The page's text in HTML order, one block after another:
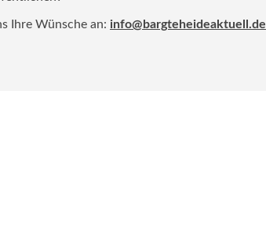
Ihre Wünsche an: info@bargteheideaktuell.de